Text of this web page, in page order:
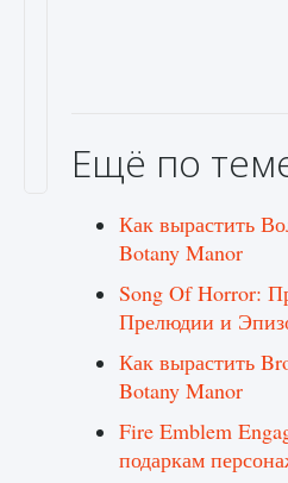
Ещё по
Как вырастить
Botany Manor
Song Of Horror:
Прелюдии и
Как вырастить
Botany Manor
Fire Emblem
подаркам